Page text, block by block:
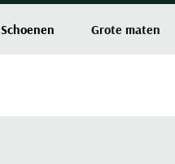
Schoenen Grote maten